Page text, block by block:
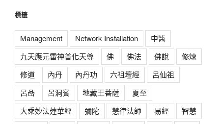
標籤
Management Network Installation
中醫
九天應元雷神普化天尊
佛 佛法 佛說
修煉
修道
內丹 內丹功 六祖壇經
呂仙祖
呂喦
呂洞賓 地藏王菩薩
夏至
大乘妙法蓮華經
彌陀 慧律法師 易經
智慧